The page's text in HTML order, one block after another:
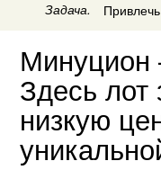
Задача.
Минуцион
Здесь
низкую